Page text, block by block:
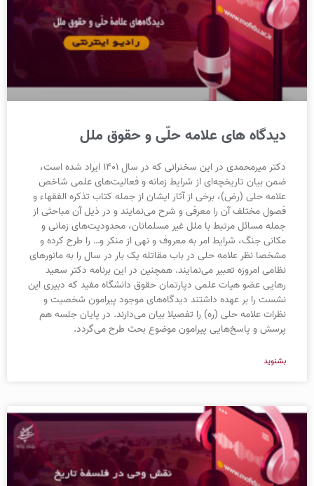
دیدگاه های علامه حلّی و حقوق ملل
دکتر میرمحمدی در این سخنرانی که در سال ۱۴۰۱ ایراد شده است،
ضمن بیان تاریخچه‌ای از شرایط زمانه و فعالیت‌های علمی شاخص
علامه حلی (رض)، برخی از آثار ایشان از جمله کتاب تذکره الفقهاء و
فصول مختلف آن را معرفی و شرح می‌نمایند و در ذیل آن مباحثی از
جمله مسائل مرتبط با ملل غیر مسلمانان، محدودیت‌های زمانی و
مکانی جنگ، شرایط امر به معروف و نهی از منکر و… را طرح کرده و
مشخصا نظر علامه حلی در باب مقاتله یک بار در سال را به مانورهای
نظامی امروزه تعبیر می‌نمایند. همچنین در این برنامه دکتر سعید
رهایی عضو هیات علمی دپارتمان حقوق دانشگاه مفید که دبیری این
نشست را بر عهده داشتند دیدگاه‌های موجود پیرامون شخصیت و
نظرات علامه حلی (ره) را تفصیلا بیان می‌دارند. در پایان جلسه هم
پرسش و پاسخ‌هایی پیرامون موضوع بحث طرح می‌گردد.
بشنوید